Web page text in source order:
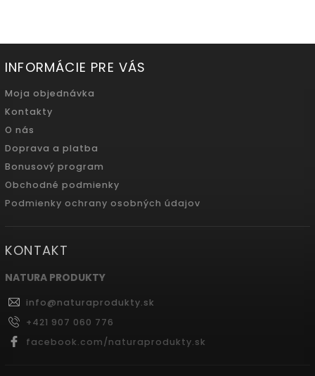
INFORMÁCIE PRE VÁS
Moja objednávka
Kontakty
O nás
Doprava a platba
Bonusový program
Obchodné podmienky
Podmienky ochrany osobných údajov
KONTAKT
NATURA PRODUKTY
info@naturaprodukty.sk
+421 907 060 776
facebook.com/naturaprodukty.sk